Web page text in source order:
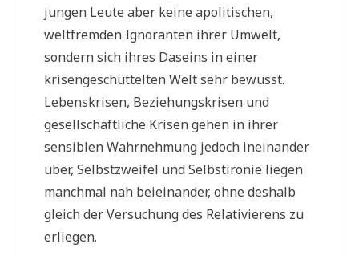
jungen Leute aber keine apolitischen,
weltfremden Ignoranten ihrer Umwelt,
sondern sich ihres Daseins in einer
krisengeschüttelten Welt sehr bewusst.
Lebenskrisen, Beziehungskrisen und
gesellschaftliche Krisen gehen in ihrer
sensiblen Wahrnehmung jedoch ineinander
über, Selbstzweifel und Selbstironie liegen
manchmal nah beieinander, ohne deshalb
gleich der Versuchung des Relativierens zu
erliegen.